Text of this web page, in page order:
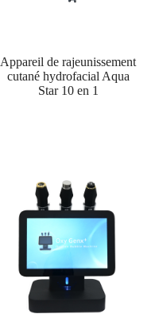
Appareil de rajeunissement
cutané hydrofacial Aqua
Star 10 en 1